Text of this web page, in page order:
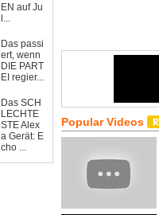
EN auf Ju
l...
Das passi
ert, wenn
DIE PART
EI regier...
Das SCH
LECHTE
STE Alex
a Gerät: E
cho ...
Popular Videos